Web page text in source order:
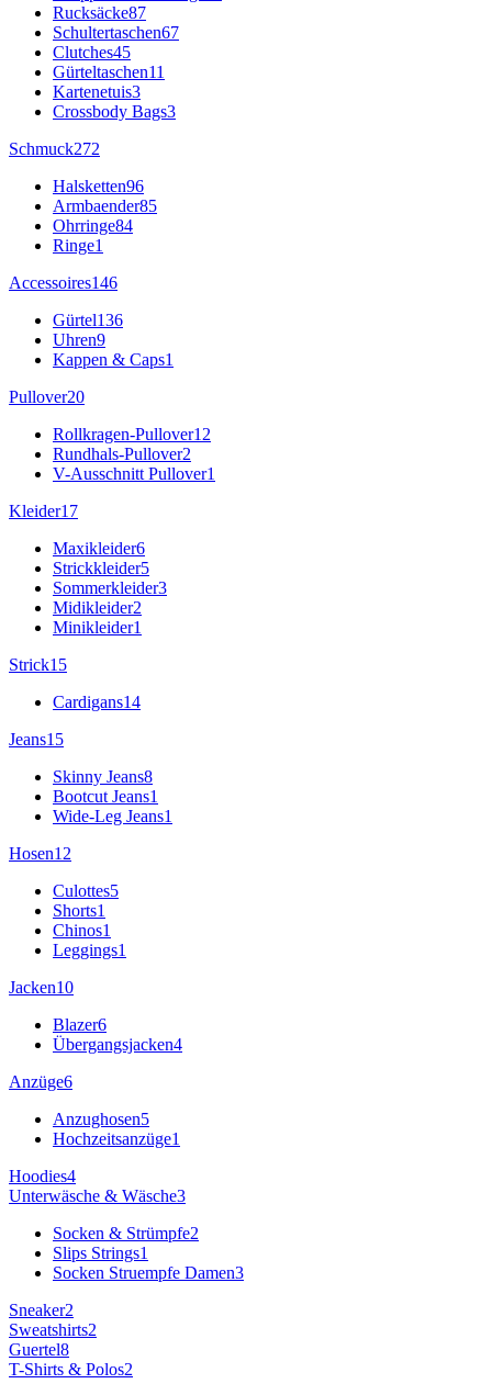
Rucksäcke87
Schultertaschen67
Clutches45
Gürteltaschen11
Kartenetuis3
Crossbody Bags3
Schmuck272
Halsketten96
Armbaender85
Ohrringe84
Ringe1
Accessoires146
Gürtel136
Uhren9
Kappen & Caps1
Pullover20
Rollkragen-Pullover12
Rundhals-Pullover2
V-Ausschnitt Pullover1
Kleider17
Maxikleider6
Strickkleider5
Sommerkleider3
Midikleider2
Minikleider1
Strick15
Cardigans14
Jeans15
Skinny Jeans8
Bootcut Jeans1
Wide-Leg Jeans1
Hosen12
Culottes5
Shorts1
Chinos1
Leggings1
Jacken10
Blazer6
Übergangsjacken4
Anzüge6
Anzughosen5
Hochzeitsanzüge1
Hoodies4
Unterwäsche & Wäsche3
Socken & Strümpfe2
Slips Strings1
Socken Struempfe Damen3
Sneaker2
Sweatshirts2
Guertel8
T-Shirts & Polos2